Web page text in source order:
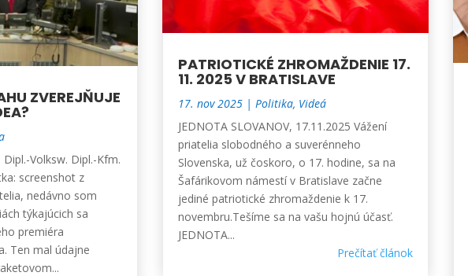
ZVEREJŇUJE
Dipl.-Volksw. Dipl.-Kfm.
screenshot z
nedávno som
týkajúcich sa
premiéra
Ten mal údajne
PATRIOTICKÉ ZHROMAŽDENIE 17.
11. 2025 V BRATISLAVE
17. nov 2025| Politika, Videá
JEDNOTA SLOVANOV, 17.11.2025 Vážení
priatelia slobodného a suverénneho
Slovenska, už čoskoro, o 17. hodine, sa na
Šafárikovom námestí v Bratislave začne
jediné patriotické zhromaždenie k 17.
novembru.Tešíme sa na vašu hojnú účasť.
JEDNOTA...
Prečítať článok